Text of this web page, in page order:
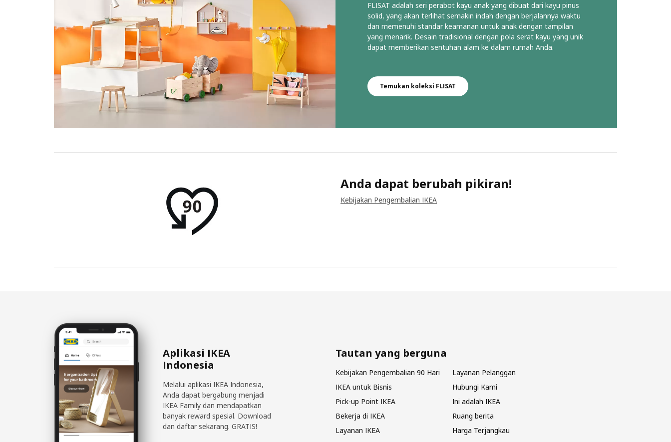
FLISAT adalah seri perabot kayu anak yang dibuat dari kayu pinus
solid, yang akan terlihat semakin indah dengan berjalannya waktu
dan memenuhi standar keamanan untuk anak dengan tampilan
yang menarik. Desain tradisional dengan pola serat kayu yang unik
dapat memberikan sentuhan alam ke dalam rumah Anda.
Temukan koleksi FLISAT
Anda dapat berubah pikiran!
Kebijakan Pengembalian IKEA
Aplikasi IKEA
Indonesia
Melalui aplikasi IKEA Indonesia,
Anda dapat bergabung menjadi
IKEA Family dan mendapatkan
banyak reward spesial. Download
dan daftar sekarang. GRATIS!
Tautan yang berguna
Kebijakan Pengembalian 90 Hari
Layanan Pelanggan
IKEA untuk Bisnis
Hubungi Kami
Pick-up Point IKEA
Ini adalah IKEA
Bekerja di IKEA
Ruang berita
Layanan IKEA
Harga Terjangkau